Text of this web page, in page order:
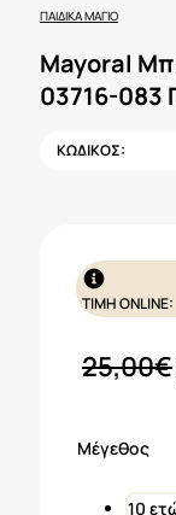
ΠΑΙΔΙΚΆ ΜΑΓΙΌ
Mayoral
03716-083
ΚΩΔΙΚΟΣ:
ΤΙΜΗ ONLINE:
25,00€
Μέγεθος
10